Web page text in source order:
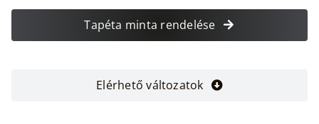
Tapéta minta rendelése
Elérhető változatok